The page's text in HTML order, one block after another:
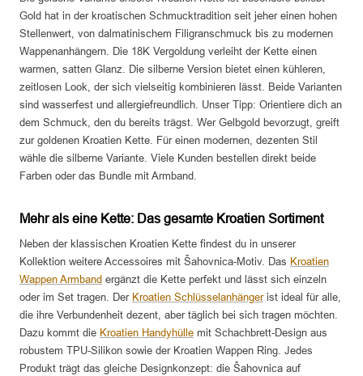
Gold hat in der kroatischen Schmucktradition seit jeher einen hohen
Stellenwert, von dalmatinischem Filigranschmuck bis zu modernen
Wappenanhängern. Die 18K Vergoldung verleiht der Kette einen
warmen, satten Glanz. Die silberne Version bietet einen kühleren,
zeitlosen Look, der sich vielseitig kombinieren lässt. Beide Varianten
sind wasserfest und allergiefreundlich. Unser Tipp: Orientiere dich an
dem Schmuck, den du bereits trägst. Wer Gelbgold bevorzugt, greift
zur goldenen Kroatien Kette. Für einen modernen, dezenten Stil
wähle die silberne Variante. Viele Kunden bestellen direkt beide
Farben oder das Bundle mit Armband.
Mehr als eine Kette: Das gesamte Kroatien Sortiment
Neben der klassischen Kroatien Kette findest du in unserer
Kollektion weitere Accessoires mit Šahovnica-Motiv. Das Kroatien
Wappen Armband ergänzt die Kette perfekt und lässt sich einzeln
oder im Set tragen. Der Kroatien Schlüsselanhängerist ideal für alle,
die ihre Verbundenheit dezent, aber täglich bei sich tragen möchten.
Dazu kommt die Kroatien Handyhülle mit Schachbrett-Design aus
robustem TPU-Silikon sowie der Kroatien Wappen Ring. Jedes
Produkt trägt das gleiche Designkonzept: die Šahovnica auf